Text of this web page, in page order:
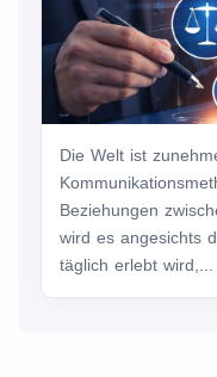
Die Welt ist
Beziehungen
wird es angesichts
täglich erlebt wird,...